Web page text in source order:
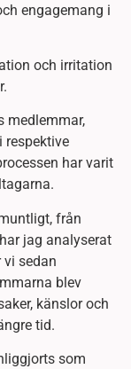
engagemang i
och irritation
medlemmar,
respektive
har varit
från
jag analyserat
sedan
blev
känslor och
tid.
som